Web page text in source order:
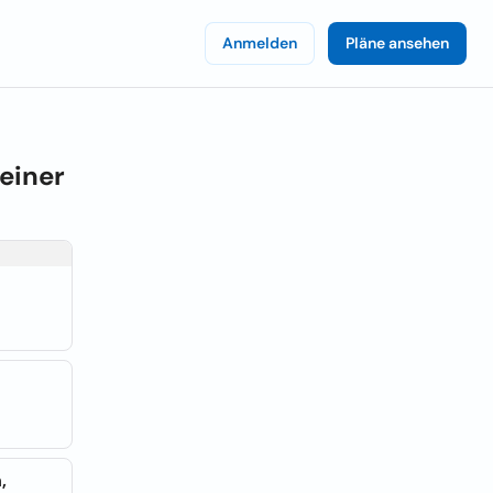
Anmelden Pläne ansehen